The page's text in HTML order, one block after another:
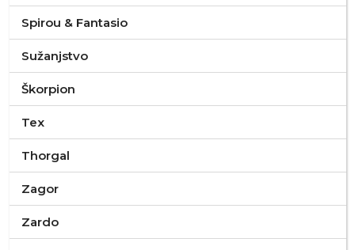
Spirou & Fantasio
Sužanjstvo
Škorpion
Tex
Thorgal
Zagor
Zardo